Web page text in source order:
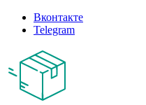
Вконтакте
Telegram